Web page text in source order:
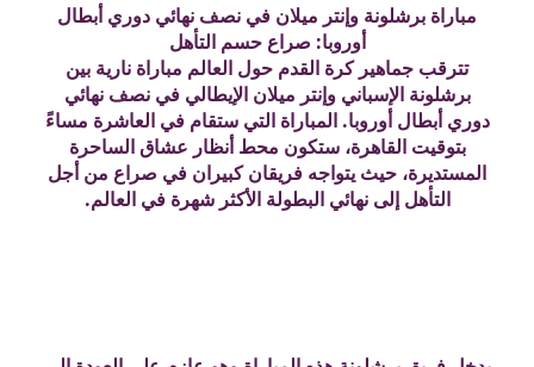
مباراة برشلونة وإنتر ميلان في نصف نهائي دوري أبطال
أوروبا: صراع حسم التأهل
تترقب جماهير كرة القدم حول العالم مباراة نارية بين
برشلونة الإسباني وإنتر ميلان الإيطالي في نصف نهائي
دوري أبطال أوروبا. المباراة التي ستقام في العاشرة مساءً
بتوقيت القاهرة، ستكون محط أنظار عشاق الساحرة
المستديرة، حيث يتواجه فريقان كبيران في صراع من أجل
التأهل إلى نهائي البطولة الأكثر شهرة في العالم.